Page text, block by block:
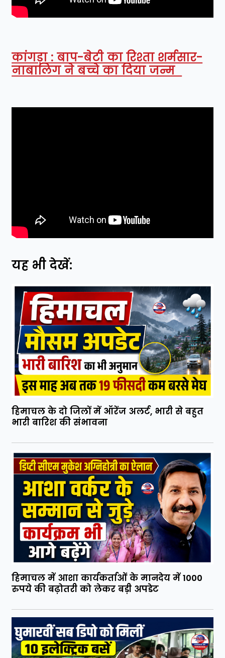
कांगड़ा : बाप-बेटी का रिश्ता शर्मसार-
नाबालिग ने बच्चे का दिया जन्म
यह भी देखें:
हिमाचल के दो जिलों में ऑरेंज अलर्ट, भारी से बहुत
भारी बारिश की संभावना
हिमाचल में आशा कार्यकर्ताओं के मानदेय में 1000
रुपये की बढ़ोतरी को लेकर बड़ी अपडेट